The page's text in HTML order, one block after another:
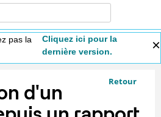
pas la
Cliquez ici pour la
dernière version.
Retour
d'un